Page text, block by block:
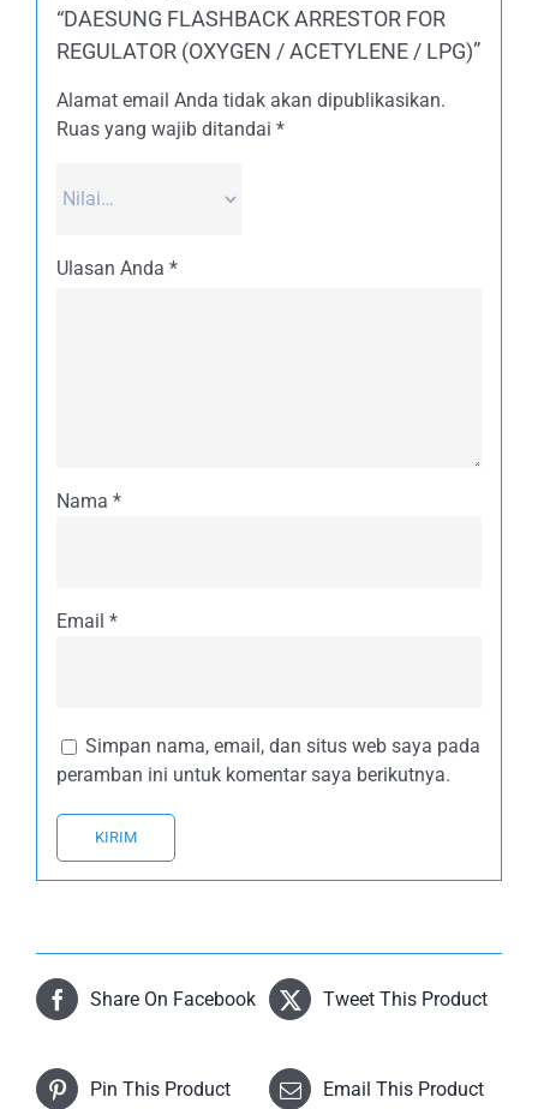
“DAESUNG FLASHBACK ARRESTOR FOR
REGULATOR (OXYGEN / ACETYLENE / LPG)”
Alamat email Anda tidak akan dipublikasikan.
Ruas yang wajib ditandai *
Ulasan Anda *
Nama *
Email *
Simpan nama, email, dan situs web saya pada
peramban ini untuk komentar saya berikutnya.
Share On Facebook Tweet This Product
Pin This Product Email This Product